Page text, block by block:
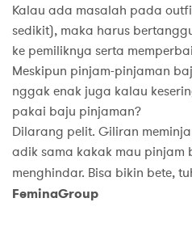
Kalau ada masalah pada
sedikit), maka harus
ke pemiliknya serta
Meskipun pinjam-pinjaman
nggak enak juga kalau
pakai baju pinjaman?
Dilarang pelit. Giliran
adik sama kakak mau pinjam
menghindar. Bisa bikin bete,
FeminaGroup